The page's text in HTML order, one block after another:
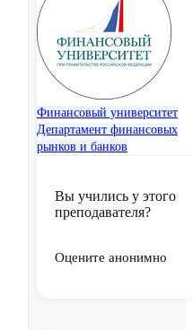
Финансовый университет
Департамент финансовых
рынков и банков
Вы учились у этого
преподавателя?
Оцените анонимно